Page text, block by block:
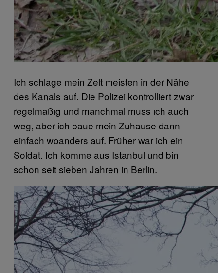
Ich schlage mein Zelt meisten in der Nähe
des Kanals auf. Die Polizei kontrolliert zwar
regelmäßig und manchmal muss ich auch
weg, aber ich baue mein Zuhause dann
einfach woanders auf. Früher war ich ein
Soldat. Ich komme aus Istanbul und bin
schon seit sieben Jahren in Berlin.